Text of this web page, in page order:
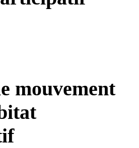
mouvement